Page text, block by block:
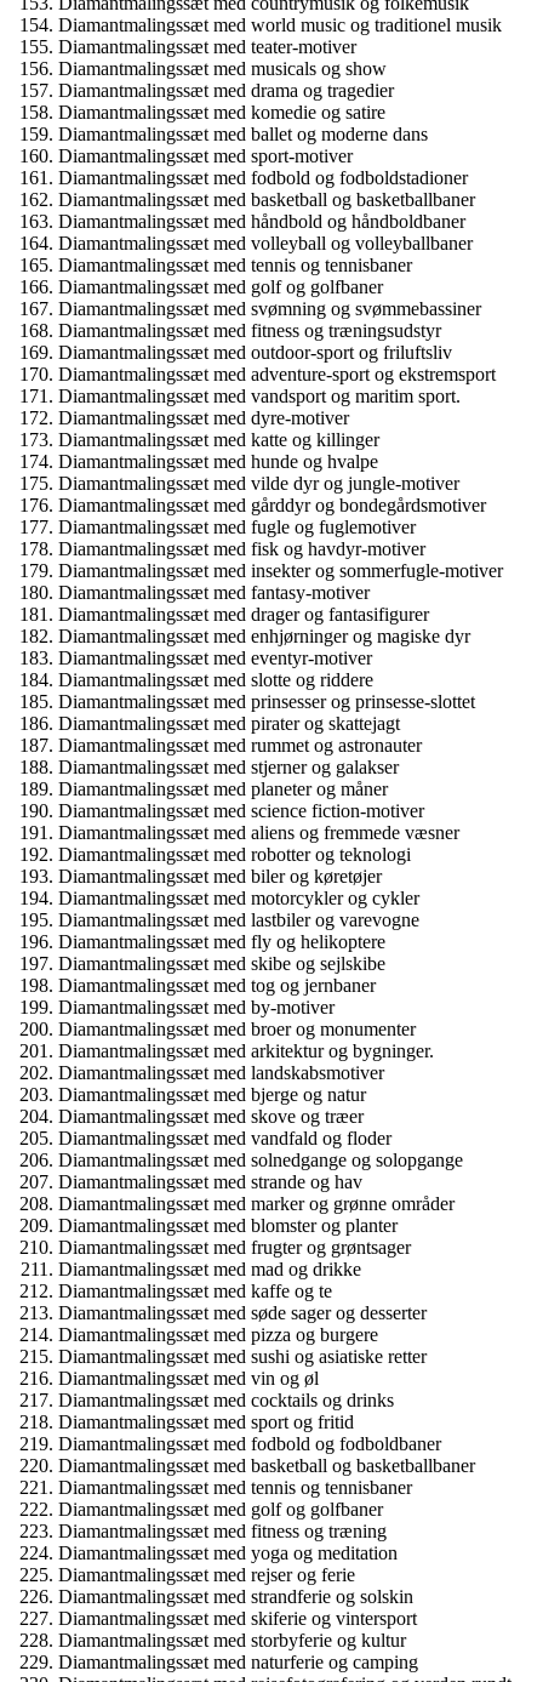
Diamantmalingssæt med world music og traditionel musik
Diamantmalingssæt med teater-motiver
Diamantmalingssæt med musicals og show
Diamantmalingssæt med drama og tragedier
Diamantmalingssæt med komedie og satire
Diamantmalingssæt med ballet og moderne dans
Diamantmalingssæt med sport-motiver
Diamantmalingssæt med fodbold og fodboldstadioner
Diamantmalingssæt med basketball og basketballbaner
Diamantmalingssæt med håndbold og håndboldbaner
Diamantmalingssæt med volleyball og volleyballbaner
Diamantmalingssæt med tennis og tennisbaner
Diamantmalingssæt med golf og golfbaner
Diamantmalingssæt med svømning og svømmebassiner
Diamantmalingssæt med fitness og træningsudstyr
Diamantmalingssæt med outdoor-sport og friluftsliv
Diamantmalingssæt med adventure-sport og ekstremsport
Diamantmalingssæt med vandsport og maritim sport.
Diamantmalingssæt med dyre-motiver
Diamantmalingssæt med katte og killinger
Diamantmalingssæt med hunde og hvalpe
Diamantmalingssæt med vilde dyr og jungle-motiver
Diamantmalingssæt med gårddyr og bondegårdsmotiver
Diamantmalingssæt med fugle og fuglemotiver
Diamantmalingssæt med fisk og havdyr-motiver
Diamantmalingssæt med insekter og sommerfugle-motiver
Diamantmalingssæt med fantasy-motiver
Diamantmalingssæt med drager og fantasifigurer
Diamantmalingssæt med enhjørninger og magiske dyr
Diamantmalingssæt med eventyr-motiver
Diamantmalingssæt med slotte og riddere
Diamantmalingssæt med prinsesser og prinsesse-slottet
Diamantmalingssæt med pirater og skattejagt
Diamantmalingssæt med rummet og astronauter
Diamantmalingssæt med stjerner og galakser
Diamantmalingssæt med planeter og måner
Diamantmalingssæt med science fiction-motiver
Diamantmalingssæt med aliens og fremmede væsner
Diamantmalingssæt med robotter og teknologi
Diamantmalingssæt med biler og køretøjer
Diamantmalingssæt med motorcykler og cykler
Diamantmalingssæt med lastbiler og varevogne
Diamantmalingssæt med fly og helikoptere
Diamantmalingssæt med skibe og sejlskibe
Diamantmalingssæt med tog og jernbaner
Diamantmalingssæt med by-motiver
Diamantmalingssæt med broer og monumenter
Diamantmalingssæt med arkitektur og bygninger.
Diamantmalingssæt med landskabsmotiver
Diamantmalingssæt med bjerge og natur
Diamantmalingssæt med skove og træer
Diamantmalingssæt med vandfald og floder
Diamantmalingssæt med solnedgange og solopgange
Diamantmalingssæt med strande og hav
Diamantmalingssæt med marker og grønne områder
Diamantmalingssæt med blomster og planter
Diamantmalingssæt med frugter og grøntsager
Diamantmalingssæt med mad og drikke
Diamantmalingssæt med kaffe og te
Diamantmalingssæt med søde sager og desserter
Diamantmalingssæt med pizza og burgere
Diamantmalingssæt med sushi og asiatiske retter
Diamantmalingssæt med vin og øl
Diamantmalingssæt med cocktails og drinks
Diamantmalingssæt med sport og fritid
Diamantmalingssæt med fodbold og fodboldbaner
Diamantmalingssæt med basketball og basketballbaner
Diamantmalingssæt med tennis og tennisbaner
Diamantmalingssæt med golf og golfbaner
Diamantmalingssæt med fitness og træning
Diamantmalingssæt med yoga og meditation
Diamantmalingssæt med rejser og ferie
Diamantmalingssæt med strandferie og solskin
Diamantmalingssæt med skiferie og vintersport
Diamantmalingssæt med storbyferie og kultur
Diamantmalingssæt med naturferie og camping